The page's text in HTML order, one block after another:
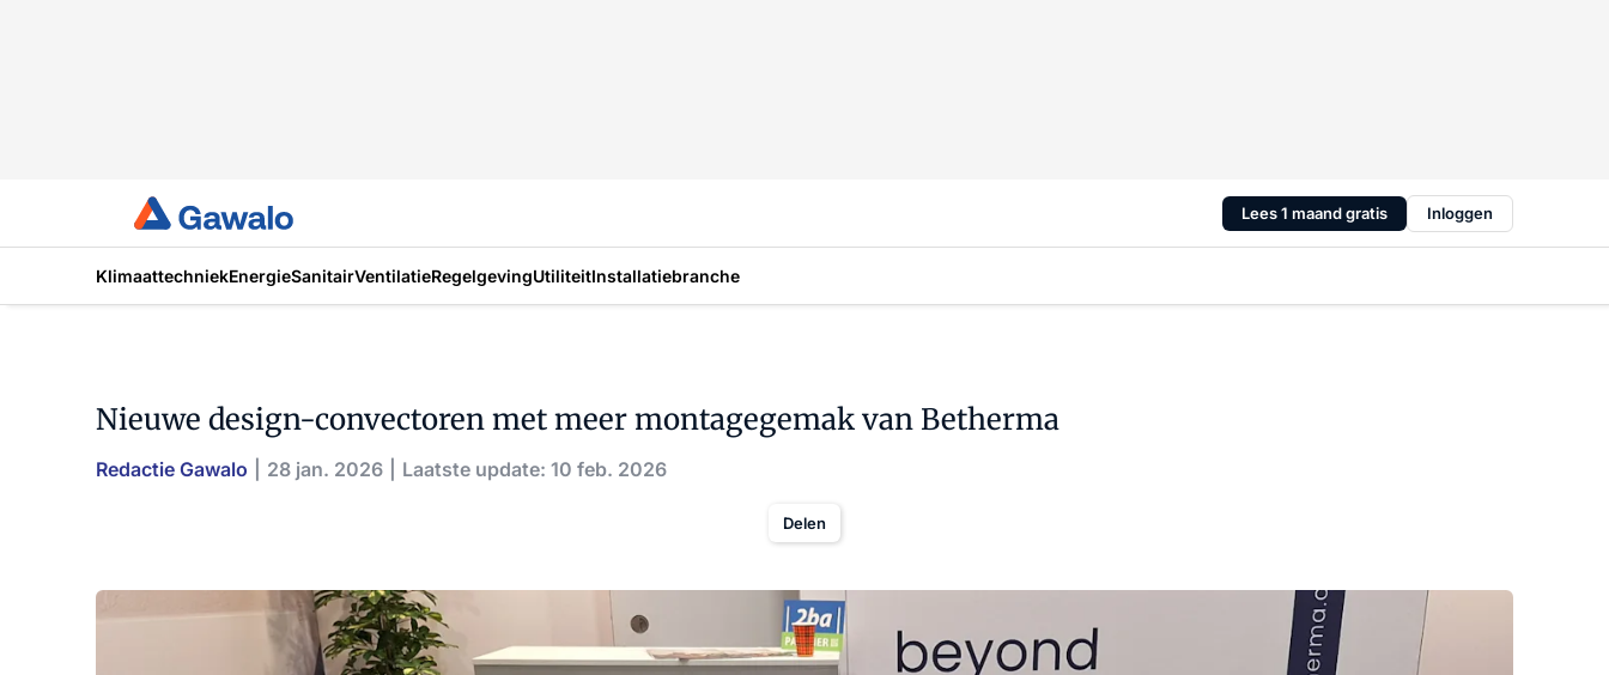
Lees 1 maand gratis Inloggen
KlimaattechniekEnergieSanitairVentilatieRegelgevingUtiliteitInstallatiebranche
Nieuwe design-convectoren met meer montagegemak van Betherma
Redactie Gawalo 28 jan. 2026 Laatste update: 10 feb. 2026
Delen